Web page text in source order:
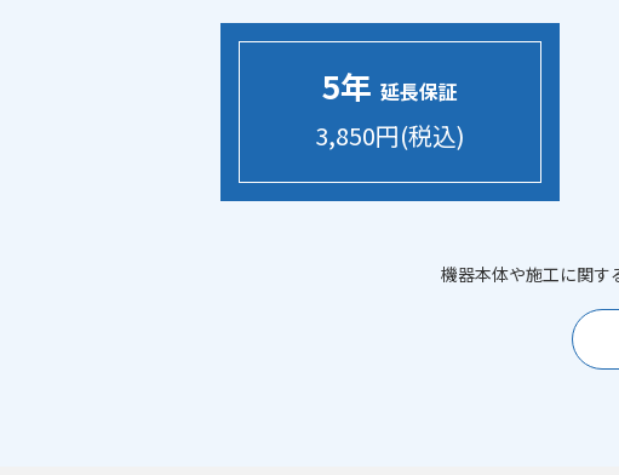
5年 延長保証
3,850円(税込)
機器本体や施工に関す